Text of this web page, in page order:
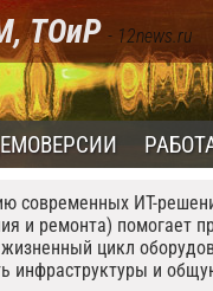
ТОиР - 12news.ru
современных ИТ-
и ремонта)
цикл
инфраструктуры и